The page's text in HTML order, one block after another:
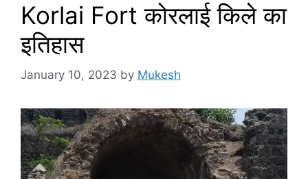
Korlai Fort कोरलाई किले का
इतिहास
January 10, 2023 by Mukesh